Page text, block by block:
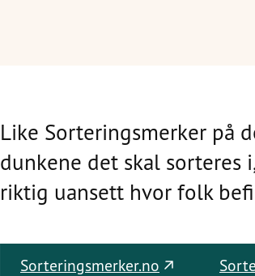
Like Sorteringsmerker på
dunkene det skal sorteres
riktig uansett hvor folk
Sorteringsmerker.no